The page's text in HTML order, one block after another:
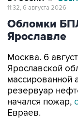
11:32, 6 августа 2026
Обломки
Ярославле
Москва. 6
Ярославской
массированной
резервуар
начался пожар,
Евраев.